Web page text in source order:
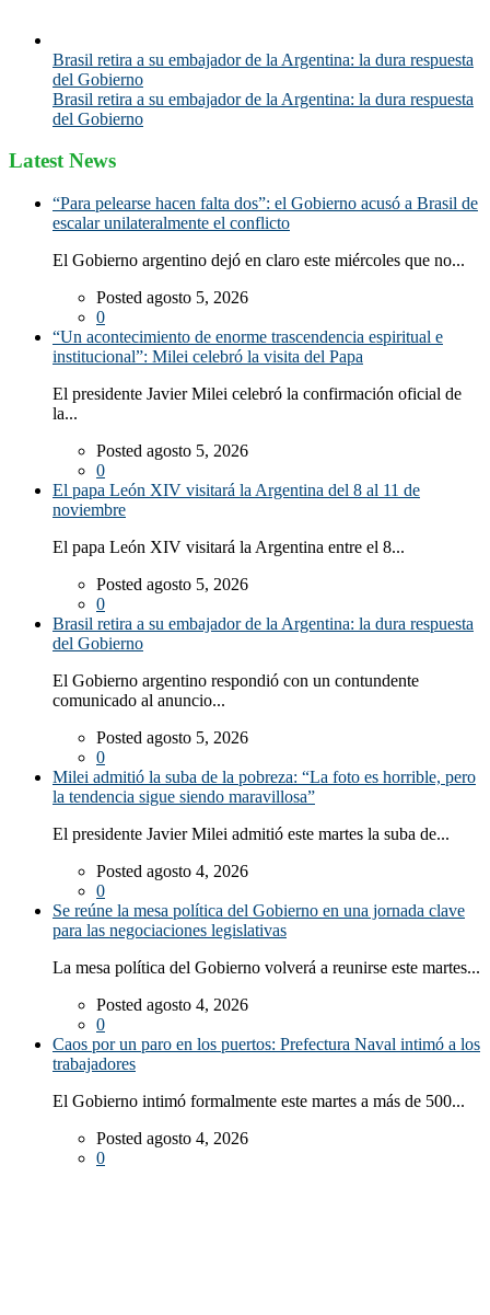
Brasil retira a su embajador de la Argentina: la dura respuesta
del Gobierno
Brasil retira a su embajador de la Argentina: la dura respuesta
del Gobierno
Latest News
“Para pelearse hacen falta dos”: el Gobierno acusó a Brasil de
escalar unilateralmente el conflicto
El Gobierno argentino dejó en claro este miércoles que no...
Posted agosto 5, 2026
0
“Un acontecimiento de enorme trascendencia espiritual e
institucional”: Milei celebró la visita del Papa
El presidente Javier Milei celebró la confirmación oficial de
la...
Posted agosto 5, 2026
0
El papa León XIV visitará la Argentina del 8 al 11 de
noviembre
El papa León XIV visitará la Argentina entre el 8...
Posted agosto 5, 2026
0
Brasil retira a su embajador de la Argentina: la dura respuesta
del Gobierno
El Gobierno argentino respondió con un contundente
comunicado al anuncio...
Posted agosto 5, 2026
0
Milei admitió la suba de la pobreza: “La foto es horrible, pero
la tendencia sigue siendo maravillosa”
El presidente Javier Milei admitió este martes la suba de...
Posted agosto 4, 2026
0
Se reúne la mesa política del Gobierno en una jornada clave
para las negociaciones legislativas
La mesa política del Gobierno volverá a reunirse este martes...
Posted agosto 4, 2026
0
Caos por un paro en los puertos: Prefectura Naval intimó a los
trabajadores
El Gobierno intimó formalmente este martes a más de 500...
Posted agosto 4, 2026
0